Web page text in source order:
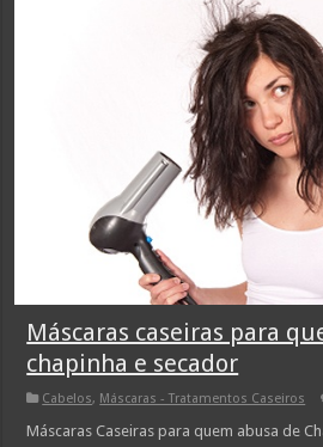
Máscaras caseiras para
chapinha e secador
Cabelos, Máscaras - Tratamentos Caseiros
Máscaras Caseiras para quem abusa de